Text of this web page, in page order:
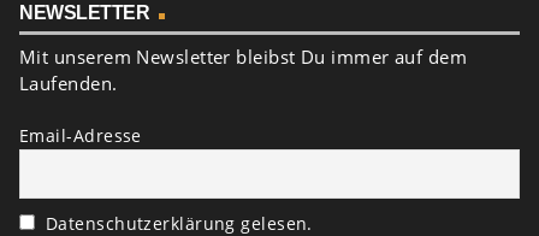
NEWSLETTER
Mit unserem Newsletter bleibst Du immer auf dem
Laufenden.
Email-Adresse
Datenschutzerklärung gelesen.